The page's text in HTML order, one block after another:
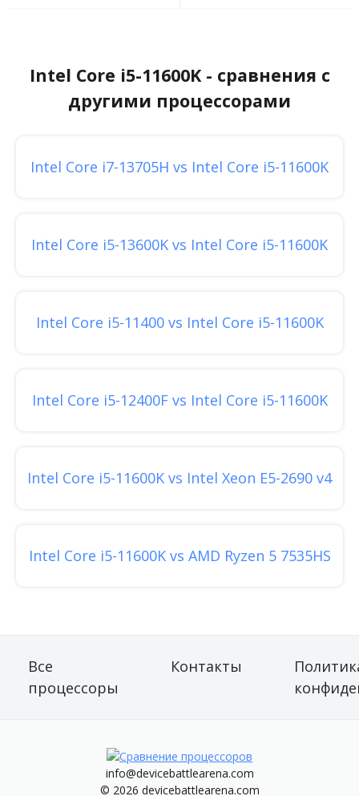
Intel Core i5-11600K - сравнения с
другими процессорами
Intel Core i7-13705H vs Intel Core i5-11600K
Intel Core i5-13600K vs Intel Core i5-11600K
Intel Core i5-11400 vs Intel Core i5-11600K
Intel Core i5-12400F vs Intel Core i5-11600K
Intel Core i5-11600K vs Intel Xeon E5-2690 v4
Intel Core i5-11600K vs AMD Ryzen 5 7535HS
Все
процессоры
Контакты
info@devicebattlearena.com
© 2026 devicebattlearena.com